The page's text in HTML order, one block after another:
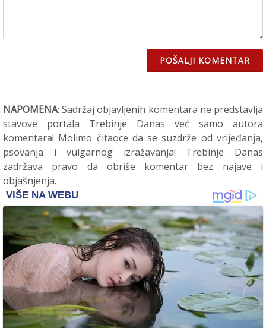
POŠALJI KOMENTAR
NAPOMENA: Sadržaj objavljenih komentara ne predstavlja
stavove portala Trebinje Danas već samo autora
komentara! Molimo čitaoce da se suzdrže od vrijeđanja,
psovanja i vulgarnog izražavanja! Trebinje Danas
zadržava pravo da obriše komentar bez najave i
objašnjenja.